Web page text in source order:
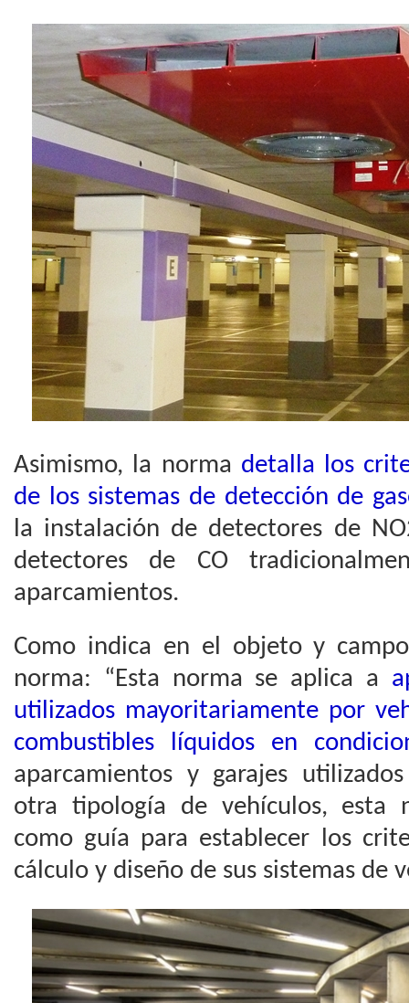
Asimismo, la norma detalla los
de los sistemas de detección de
la instalación de detectores de
detectores de CO
aparcamientos.
Como indica en el objeto y
norma: “Esta norma se aplica a
utilizados mayoritariamente por
combustibles líquidos en
aparcamientos y garajes
otra tipología de vehículos, esta
como guía para establecer los
cálculo y diseño de sus sistemas de